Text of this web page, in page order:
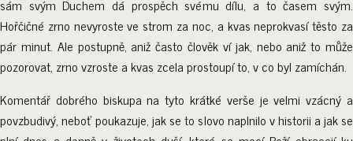
sám svým Duchem dá prospěch svému dílu, a to časem svým.
Hořčičné zrno nevyroste ve strom za noc, a kvas neprokvasí těsto za
pár minut. Ale postupně, aniž často člověk ví jak, nebo aniž to může
pozorovat, zrno vzroste a kvas zcela prostoupí to, v co byl zamíchán.
Komentář dobrého biskupa na tyto krátké verše je velmi vzácný a
povzbudivý, neboť poukazuje, jak se to slovo naplnilo v historii a jak se